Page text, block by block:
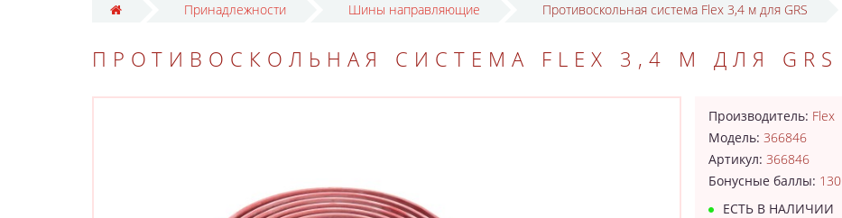
Принадлежности Шины направляющие Противоскольная система Flex 3,4 м для GRS
ПРОТИВОСКОЛЬНАЯ СИСТЕМА FLEX 3,4 М ДЛЯ GRS
Производитель: Flex
Модель: 366846
Артикул: 366846
Бонусные баллы: 130
ЕСТЬ В НАЛИЧИИ